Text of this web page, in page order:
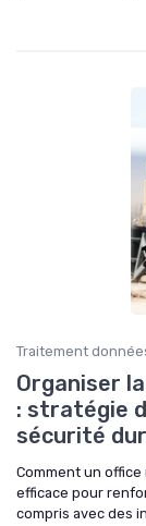
Traitement
Organiser
: stratégie
sécurité
Comment un
efficace pour
compris avec des